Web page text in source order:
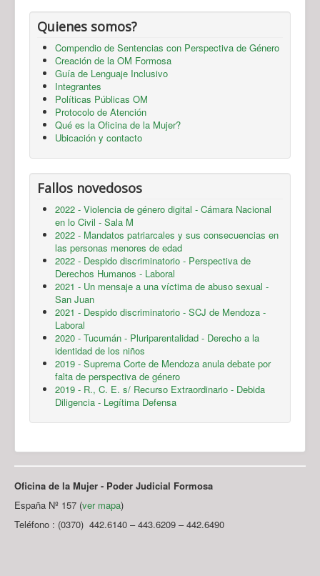
Quienes somos?
Compendio de Sentencias con Perspectiva de Género
Creación de la OM Formosa
Guía de Lenguaje Inclusivo
Integrantes
Políticas Públicas OM
Protocolo de Atención
Qué es la Oficina de la Mujer?
Ubicación y contacto
Fallos novedosos
2022 - Violencia de género digital - Cámara Nacional
en lo Civil - Sala M
2022 - Mandatos patriarcales y sus consecuencias en
las personas menores de edad
2022 - Despido discriminatorio - Perspectiva de
Derechos Humanos - Laboral
2021 - Un mensaje a una víctima de abuso sexual -
San Juan
2021 - Despido discriminatorio - SCJ de Mendoza -
Laboral
2020 - Tucumán - Pluriparentalidad - Derecho a la
identidad de los niños
2019 - Suprema Corte de Mendoza anula debate por
falta de perspectiva de género
2019 - R., C. E. s/ Recurso Extraordinario - Debida
Diligencia - Legítima Defensa
Oficina de la Mujer - Poder Judicial Formosa
España Nº 157 (ver mapa)
Teléfono : (0370) 442.6140 – 443.6209 – 442.6490